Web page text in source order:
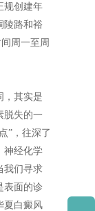
规创建年
陵路和裕
周一至周
，其实是
脱失的一
”，往深了
神经化学
我们寻求
表面的诊
夏白癜风